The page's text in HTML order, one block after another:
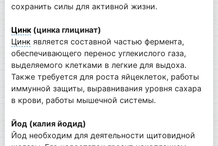
сохранить силы для активной жизни.
Цинк(цинка глицинат)
Цинк является составной частью фермента,
обеспечивающего перенос углекислого газа,
выделяемого клетками в легкие для выдоха.
Также требуется для роста яйцеклеток, работы
иммунной защиты, выравнивания уровня сахара
в крови, работы мышечной системы.
Йод (калия йодид)
Йод необходим для деятельности щитовидной